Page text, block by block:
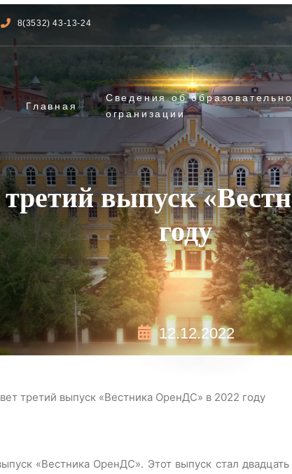
8(3532) 43-13-24
Главная
Сведения об
огранизации
выпуск
году
12.12.2022
третий выпуск «Вестника ОренДС» в 2022 году
«Вестника ОренДС». Этот выпуск стал